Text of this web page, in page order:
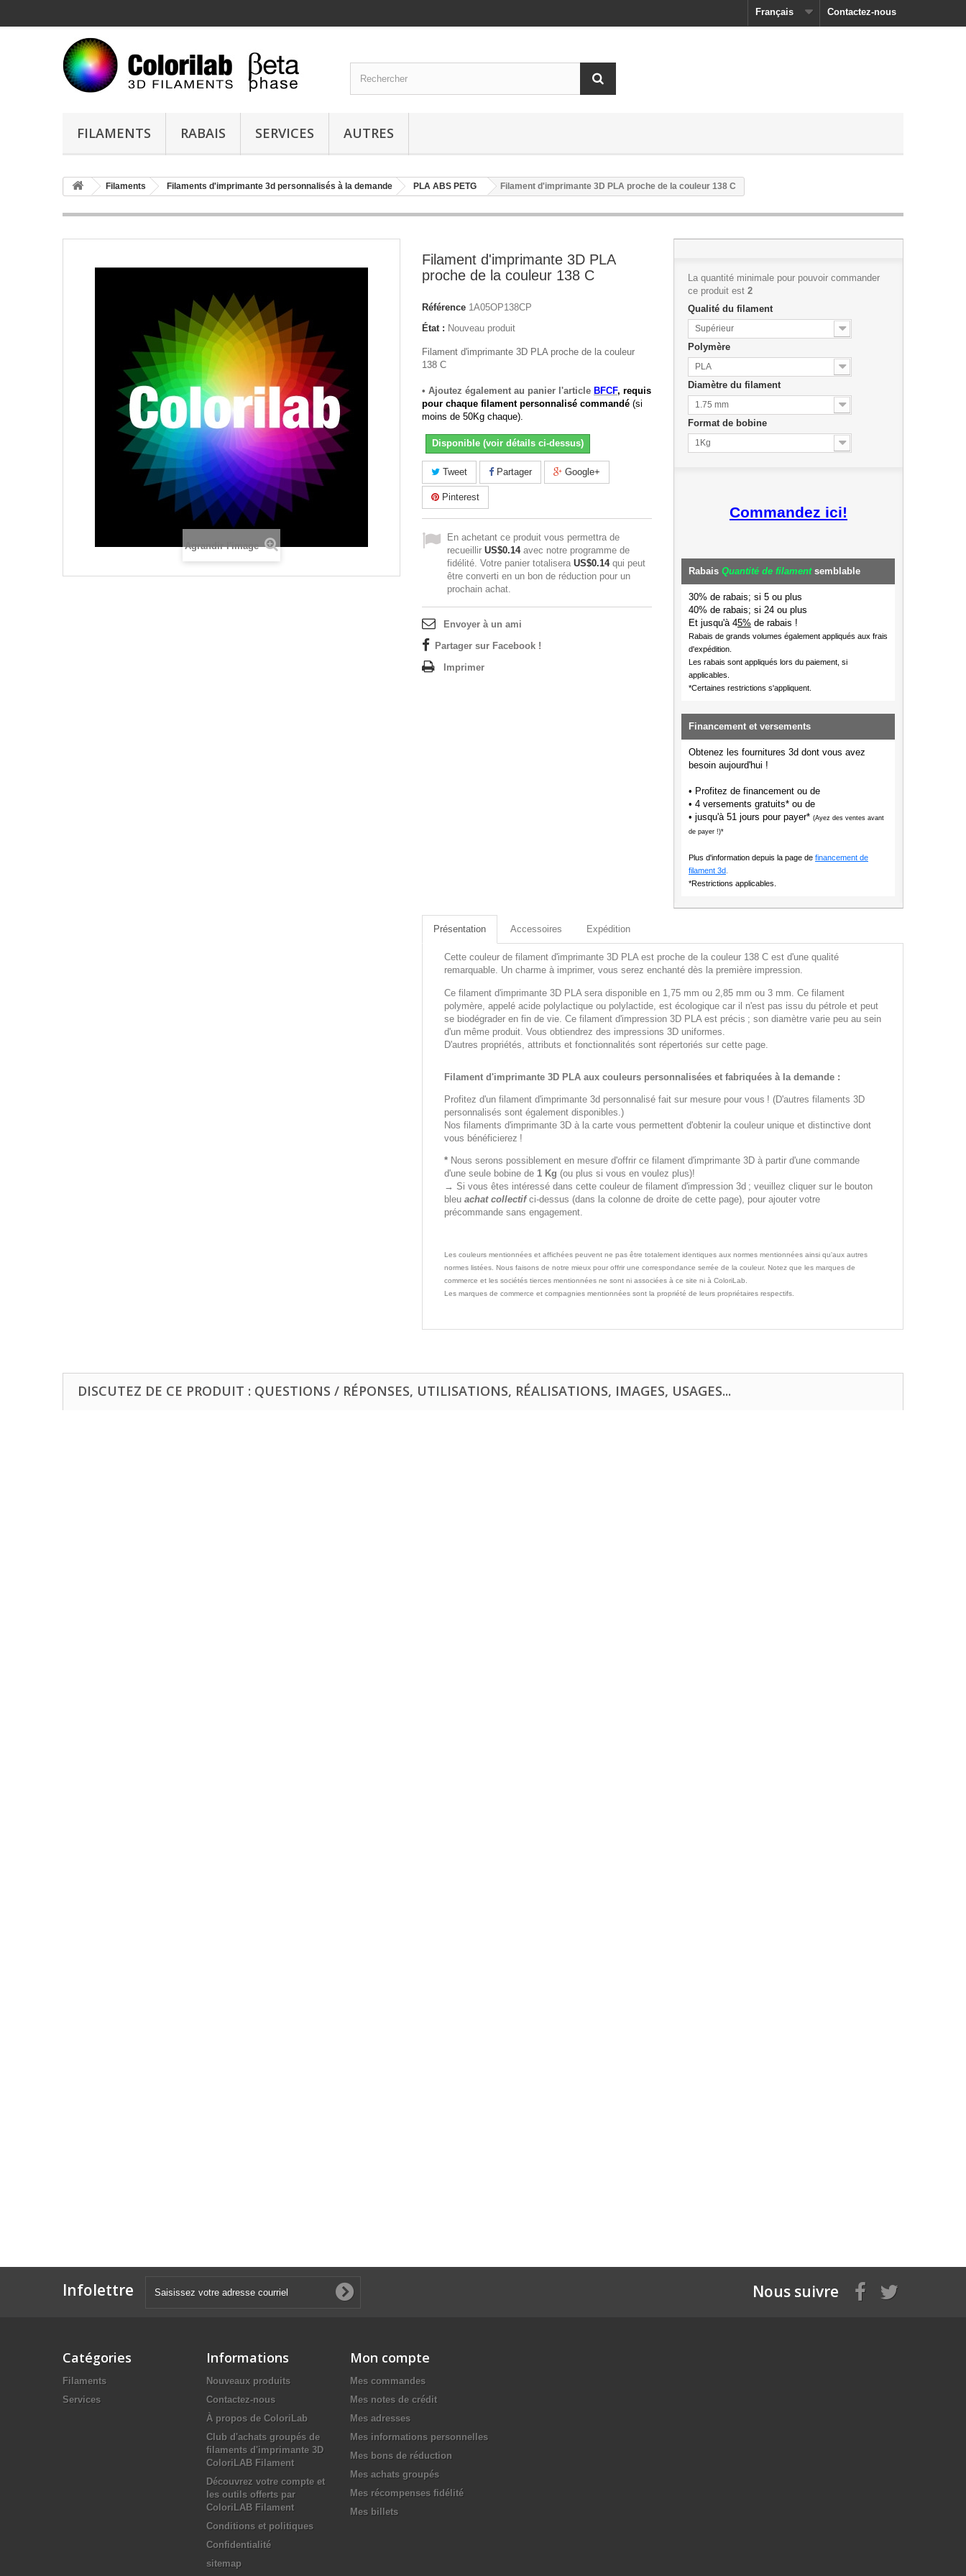
Contactez-nous
Français
FILAMENTS RABAIS SERVICES AUTRES
Filaments Filaments d'imprimante 3d personnalisés à la demande PLA ABS PETG Filament d'imprimante 3D PLA proche de la couleur 138 C
Agrandir l'image
Filament d'imprimante 3D PLA
proche de la couleur 138 C
Référence 1A05OP138CP
État : Nouveau produit
Filament d'imprimante 3D PLA proche de la couleur
138 C
• Ajoutez également au panier l'article BFCF, requis
pour chaque filament personnalisé commandé (si
moins de 50Kg chaque).
Disponible (voir détails ci-dessus)
Tweet Partager Google+
Pinterest
En achetant ce produit vous permettra de
recueillir US$0.14avec notre programme de
fidélité. Votre panier totalisera US$0.14qui peut
être converti en un bon de réduction pour un
prochain achat.
Envoyer à un ami
Partager sur Facebook !
Imprimer
La quantité minimale pour pouvoir commander
ce produit est 2
Qualité du filament
Supérieur
Polymère
PLA
Diamètre du filament
1.75 mm
Format de bobine
1Kg
Commandez ici!
Rabais Quantité de filamentsemblable
30% de rabais; si 5 ou plus
40% de rabais; si 24 ou plus
Et jusqu'à 45% de rabais !
Rabais de grands volumes également appliqués aux frais
d'expédition.
Les rabais sont appliqués lors du paiement, si
applicables.
*Certaines restrictions s'appliquent.
Financement et versements
Obtenez les fournitures 3d dont vous avez
besoin aujourd'hui !
• Profitez de financement ou de
• 4 versements gratuits* ou de
• jusqu'à 51 jours pour payer* (Ayez des ventes avant
de payer !)*
Plus d'information depuis la page de financement de
filament 3d.
*Restrictions applicables.
Présentation Accessoires Expédition
Cette couleur de filament d'imprimante 3D PLA est proche de la couleur 138 C est d'une qualité
remarquable. Un charme à imprimer, vous serez enchanté dès la première impression.
Ce filament d'imprimante 3D PLA sera disponible en 1,75 mm ou 2,85 mm ou 3 mm. Ce filament
polymère, appelé acide polylactique ou polylactide, est écologique car il n'est pas issu du pétrole et peut
se biodégrader en fin de vie. Ce filament d'impression 3D PLA est précis ; son diamètre varie peu au sein
d'un même produit. Vous obtiendrez des impressions 3D uniformes.
D'autres propriétés, attributs et fonctionnalités sont répertoriés sur cette page.
Filament d'imprimante 3D PLA aux couleurs personnalisées et fabriquées à la demande :
Profitez d'un filament d'imprimante 3d personnalisé fait sur mesure pour vous ! (D'autres filaments 3D
personnalisés sont également disponibles.)
Nos filaments d'imprimante 3D à la carte vous permettent d'obtenir la couleur unique et distinctive dont
vous bénéficierez !
* Nous serons possiblement en mesure d'offrir ce filament d'imprimante 3D à partir d'une commande
d'une seule bobine de 1 Kg (ou plus si vous en voulez plus)!
→ Si vous êtes intéressé dans cette couleur de filament d'impression 3d ; veuillez cliquer sur le bouton
bleu achat collectifci-dessus (dans la colonne de droite de cette page), pour ajouter votre
précommande sans engagement.
Les couleurs mentionnées et affichées peuvent ne pas être totalement identiques aux normes mentionnées ainsi qu'aux autres
normes listées. Nous faisons de notre mieux pour offrir une correspondance serrée de la couleur. Notez que les marques de
commerce et les sociétés tierces mentionnées ne sont ni associées à ce site ni à ColoriLab.
Les marques de commerce et compagnies mentionnées sont la propriété de leurs propriétaires respectifs.
DISCUTEZ DE CE PRODUIT : QUESTIONS / RÉPONSES, UTILISATIONS, RÉALISATIONS, IMAGES, USAGES...
Infolettre Nous suivre
Catégories
Filaments
Services
Informations
Nouveaux produits
Contactez-nous
À propos de ColoriLab
Club d'achats groupés de
filaments d'imprimante 3D
ColoriLAB Filament
Découvrez votre compte et
les outils offerts par
ColoriLAB Filament
Conditions et politiques
Confidentialité
sitemap
Mon compte
Mes commandes
Mes notes de crédit
Mes adresses
Mes informations personnelles
Mes bons de réduction
Mes achats groupés
Mes récompenses fidélité
Mes billets